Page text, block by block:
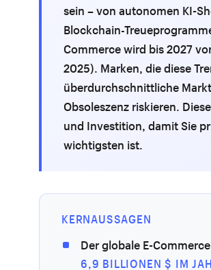
sein – von autonomen KI-
Blockchain-
Commerce wird bis 2027
2025). Marken, die diese
überdurchschnittliche
Obsoleszenz riskieren.
und Investition, damit Sie
wichtigsten ist.
KERNAUSSAGEN
Der globale E-
6,9 BILLIONEN $ IM